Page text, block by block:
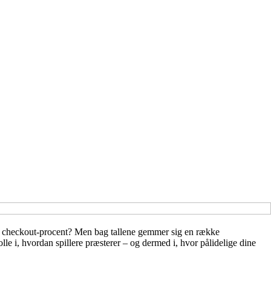
procent? Men bag tallene gemmer sig en række
i, hvordan spillere præsterer – og dermed i, hvor pålidelige dine